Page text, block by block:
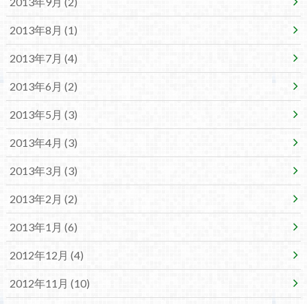
2013年8月 (1)
2013年7月 (4)
2013年6月 (2)
2013年5月 (3)
2013年4月 (3)
2013年3月 (3)
2013年2月 (2)
2013年1月 (6)
2012年12月 (4)
2012年11月 (10)